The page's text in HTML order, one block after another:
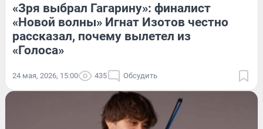
«Зря выбрал Гагарину»: финалист
«Новой волны» Игнат Изотов честно
рассказал, почему вылетел из
«Голоса»
24 мая, 2026, 15:00 435 Обсудить